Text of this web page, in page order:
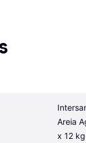
Areia
x 12 kg